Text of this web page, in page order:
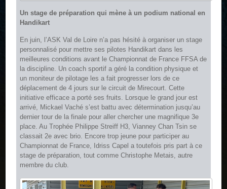
Un stage de préparation qui mène à un podium national en
Handikart
En juin, l’ASK Val de Loire n’a pas hésité à organiser un stage
personnalisé pour mettre ses pilotes Handikart dans les
meilleures conditions avant le Championnat de France FFSA de
la discipline. Un coach sportif a géré la condition physique et
un moniteur de pilotage les a fait progresser lors de ce
déplacement de 4 jours sur le circuit de Mirecourt. Cette
initiative efficace a porté ses fruits. Lorsque le grand jour est
arrivé, Mickael Vaché s’est battu avec détermination jusqu’au
dernier tour de la finale pour aller chercher une magnifique 3e
place. Au Trophée Philippe Streiff H3, Vianney Chan Tsin se
classait 2e avec brio. Encore trop jeune pour participer au
Championnat de France, Idriss Capel a toutefois pris part à ce
stage de préparation, tout comme Christophe Metais, autre
membre du club.